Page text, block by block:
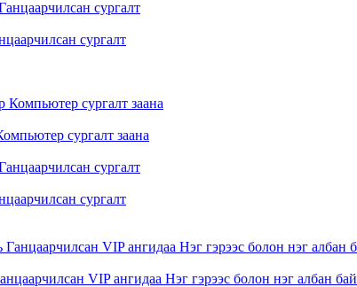
сургалт
сургалт заана
сургалт
VIP ангидаа Нэг гэрээс болон нэг албан